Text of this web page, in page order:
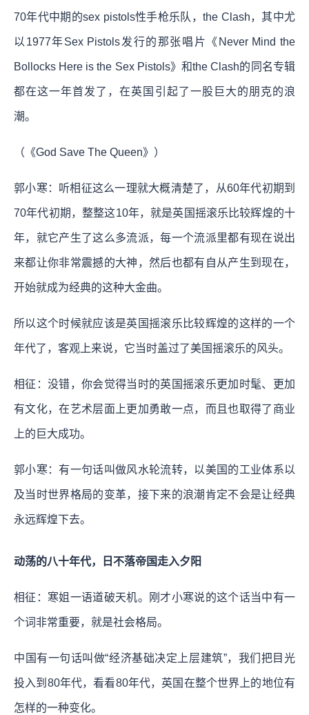
70年代中期的sex pistols性手枪乐队，the Clash，其中尤
以1977年Sex Pistols发行的那张唱片《Never Mind the
Bollocks Here is the Sex Pistols》和the Clash的同名专辑
都在这一年首发了，在英国引起了一股巨大的朋克的浪
潮。
（《God Save The Queen》）
郭小寒：听相征这么一理就大概清楚了，从60年代初期到
70年代初期，整整这10年，就是英国摇滚乐比较辉煌的十
年，就它产生了这么多流派，每一个流派里都有现在说出
来都让你非常震撼的大神，然后也都有自从产生到现在，
开始就成为经典的这种大金曲。
所以这个时候就应该是英国摇滚乐比较辉煌的这样的一个
年代了，客观上来说，它当时盖过了美国摇滚乐的风头。
相征：没错，你会觉得当时的英国摇滚乐更加时髦、更加
有文化，在艺术层面上更加勇敢一点，而且也取得了商业
上的巨大成功。
郭小寒：有一句话叫做风水轮流转，以美国的工业体系以
及当时世界格局的变革，接下来的浪潮肯定不会是让经典
永远辉煌下去。
动荡的八十年代，日不落帝国走入夕阳
相征：寒姐一语道破天机。刚才小寒说的这个话当中有一
个词非常重要，就是社会格局。
中国有一句话叫做“经济基础决定上层建筑”，我们把目光
投入到80年代，看看80年代，英国在整个世界上的地位有
怎样的一种变化。